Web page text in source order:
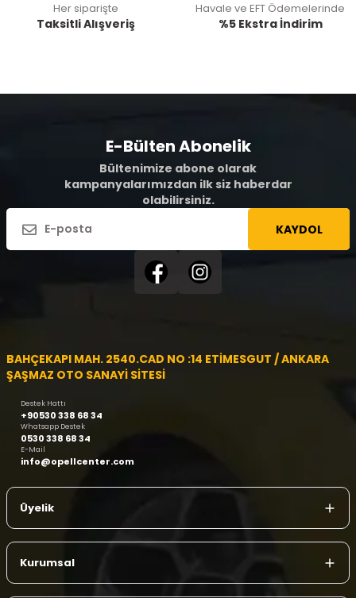
Her siparişte
Taksitli Alışveriş
Havale ve EFT Ödemelerinde
%5 Ekstra İndirim
E-Bülten Abonelik
Bültenimize abone olarak
kampanyalarımızdan ilk siz haberdar
olabilirsiniz.
KAYDOL
BAHÇEKAPI MAH. 2540.CAD NO :14 ETİMESGUT / ANKARA
ŞAŞMAZ OTO SANAYİ SİTESİ
Destek Hattı
+90530 338 68 34
Whatsapp Destek
0530 338 68 34
E-Mail
info@opellcenter.com
Üyelik
Kurumsal